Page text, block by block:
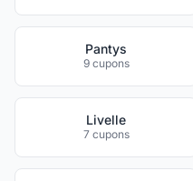
Pantys
9 cupons
Livelle
7 cupons